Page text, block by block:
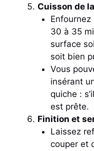
Cuisson de
Enfournez
30 à 35
surface
soit bien
Vous
insérant
quiche :
est prête.
Finition et
Laissez
couper et